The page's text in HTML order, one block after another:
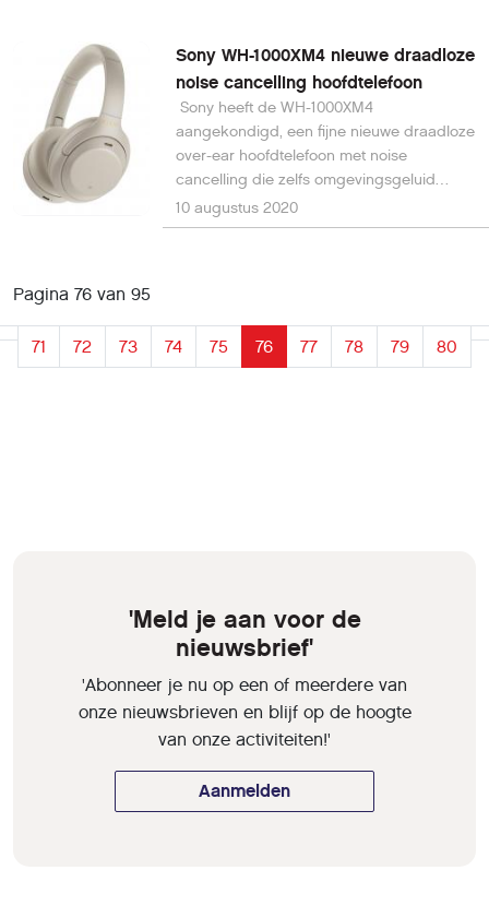
Sony WH-1000XM4 nieuwe draadloze
noise cancelling hoofdtelefoon
Sony heeft de WH-1000XM4
aangekondigd, een fijne nieuwe draadloze
over-ear hoofdtelefoon met noise
cancelling die zelfs omgevingsgeluid
automatisch aanpast op basis van de
voorkeuren en locatie van de gebruiker.
10 augustus 2020
Pagina 76 van 95
71 72 73 74 75 76 77 78 79 80
'Meld je aan voor de
nieuwsbrief'
'Abonneer je nu op een of meerdere van
onze nieuwsbrieven en blijf op de hoogte
van onze activiteiten!'
Aanmelden